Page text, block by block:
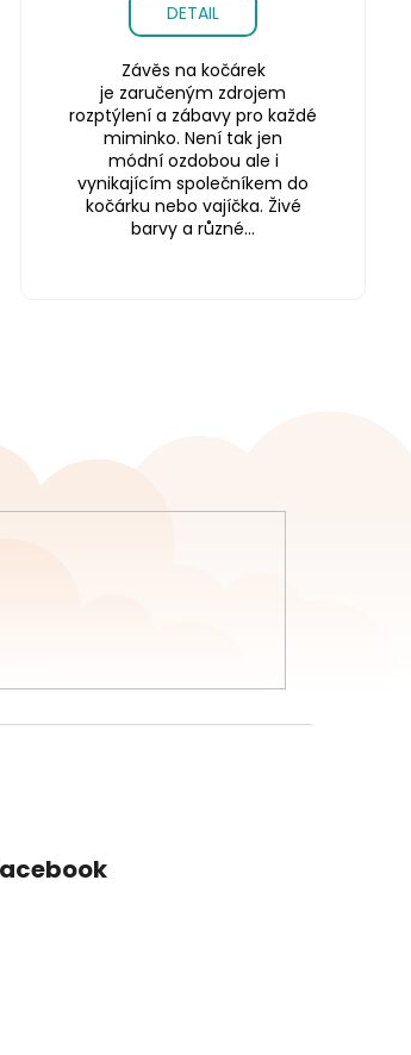
DETAIL
Závěs na kočárek
je zaručeným zdrojem
rozptýlení a zábavy pro každé
miminko. Není tak jen
módní ozdobou ale i
vynikajícím společníkem do
kočárku nebo vajíčka. Živé
barvy a různé...